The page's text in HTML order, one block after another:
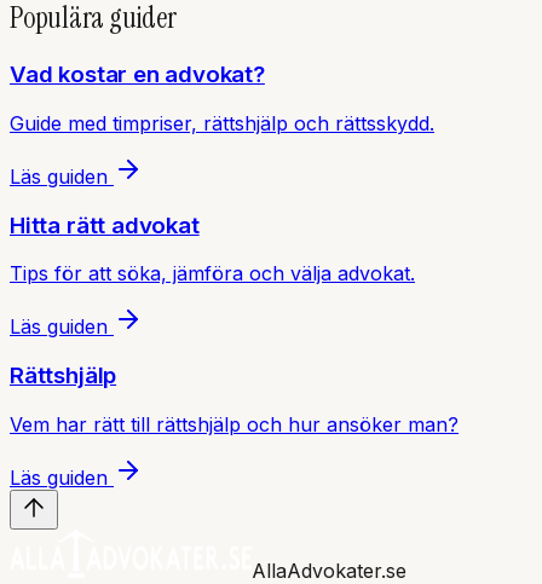
Populära guider
Vad kostar en advokat?
Guide med timpriser, rättshjälp och rättsskydd.
Läs guiden
Hitta rätt advokat
Tips för att söka, jämföra och välja advokat.
Läs guiden
Rättshjälp
Vem har rätt till rättshjälp och hur ansöker man?
Läs guiden
AllaAdvokater.se